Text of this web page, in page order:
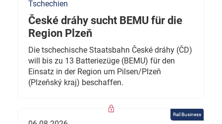
Tschechien
České dráhy sucht BEMU für die
Region Plzeň
Die tschechische Staatsbahn České dráhy (ČD)
will bis zu 13 Batteriezüge (BEMU) für den
Einsatz in der Region um Pilsen/Plzeň
(Plzeňský kraj) beschaffen.
Rail Business